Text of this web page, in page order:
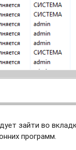
зайти во
программ.